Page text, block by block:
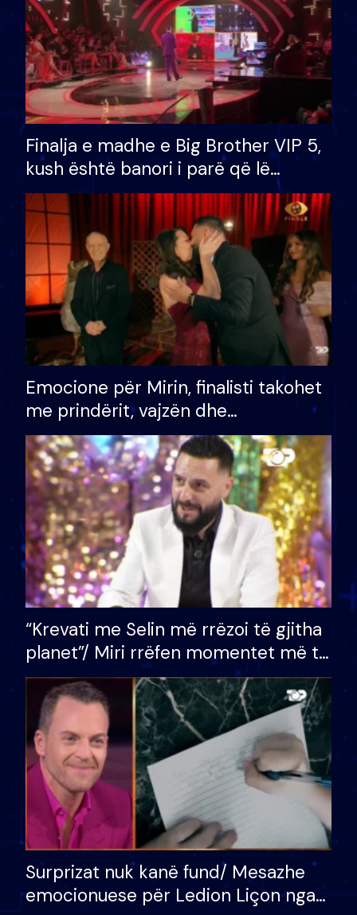
Finalja e madhe e Big Brother VIP 5,
kush është banori i parë që lë
shtëpinë dhe humb mundësinë për
të fituar çmimin e madh
Emocione për Mirin, finalisti takohet
me prindërit, vajzën dhe
bashkëshorten: S’kemi ndonjë letër
divorci apo jo?
“Krevati me Selin më rrëzoi të gjitha
planet”/ Miri rrëfen momentet më të
bukura në shtëpinë e BB VIP: Do më
mungojë zilja e mëngjesit kur…
Surprizat nuk kanë fund/ Mesazhe
emocionuese për Ledion Liçon nga